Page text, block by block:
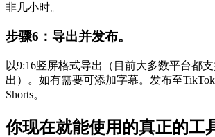
非几小时。
步骤6：导出并发布。
以9:16竖屏格式导出（目前大多数平台都
出）。如有需要可添加字幕。发布至TikTok
Shorts。
你现在就能使用的真正的工